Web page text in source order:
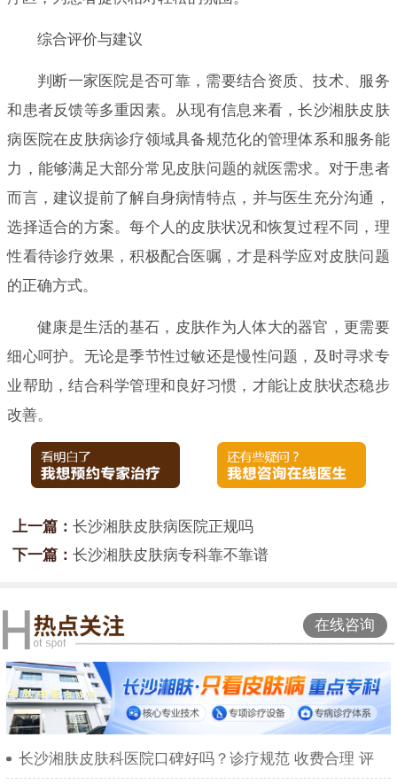
综合评价与建议
判断一家医院是否可靠，需要结合资质、技术、服务
和患者反馈等多重因素。从现有信息来看，长沙湘肤皮肤
病医院在皮肤病诊疗领域具备规范化的管理体系和服务能
力，能够满足大部分常见皮肤问题的就医需求。对于患者
而言，建议提前了解自身病情特点，并与医生充分沟通，
选择适合的方案。每个人的皮肤状况和恢复过程不同，理
性看待诊疗效果，积极配合医嘱，才是科学应对皮肤问题
的正确方式。
健康是生活的基石，皮肤作为人体大的器官，更需要
细心呵护。无论是季节性过敏还是慢性问题，及时寻求专
业帮助，结合科学管理和良好习惯，才能让皮肤状态稳步
改善。
上一篇： 长沙湘肤皮肤病医院正规吗
下一篇： 长沙湘肤皮肤病专科靠不靠谱
在线咨询
长沙湘肤皮肤科医院口碑好吗？诊疗规范 收费合理 评